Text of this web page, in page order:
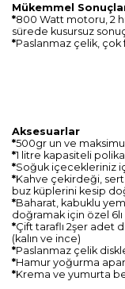
Mükemmel
*800 Watt motoru, 2
sürede kusursuz
*Paslanmaz çelik, çok
Aksesuarlar
*500gr un ve
*1 litre kapasiteli
*Soğuk içecekleriniz
*Kahve çekirdeği,
buz küplerini kesip
*Baharat, kabuklu
doğramak için özel 6lı
*Çift taraflı 2şer adet
(kalın ve ince)
*Paslanmaz çelik
*Hamur yoğurma
*Krema ve yumurta